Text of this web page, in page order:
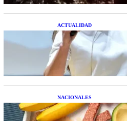
ACTUALIDAD
La startup creada
resolver el estrés
NACIONALES
Nutrición
temporada que